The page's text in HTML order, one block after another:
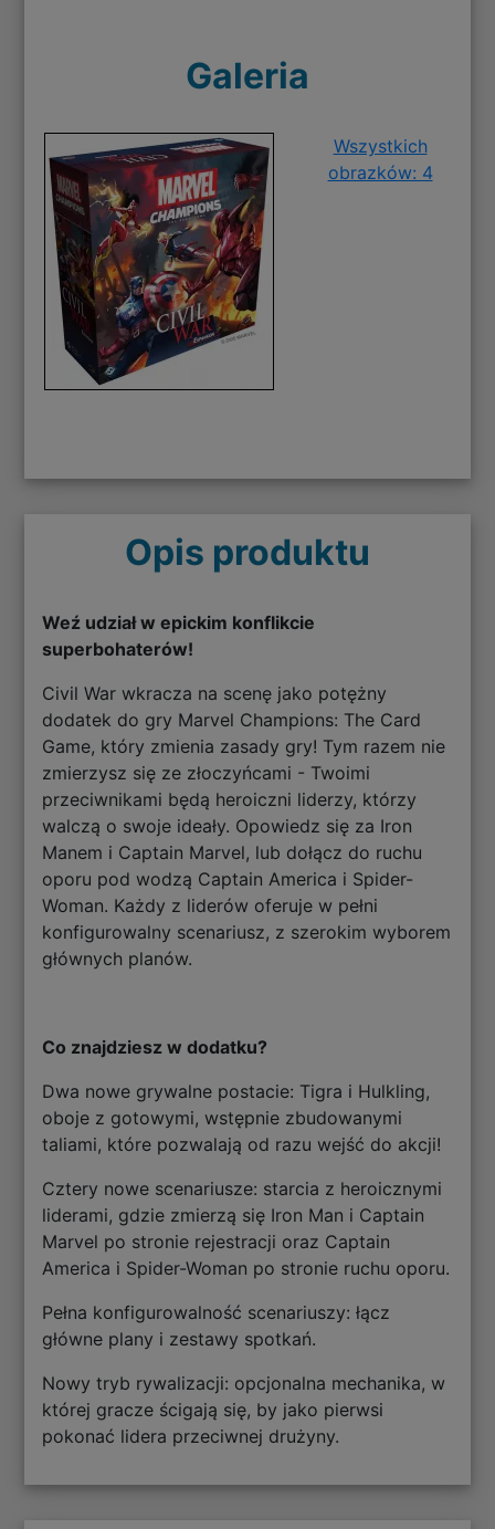
Galeria
Wszystkich
obrazków: 4
Opis produktu
Weź udział w epickim konflikcie
superbohaterów!
Civil War wkracza na scenę jako potężny
dodatek do gry Marvel Champions: The Card
Game, który zmienia zasady gry! Tym razem nie
zmierzysz się ze złoczyńcami - Twoimi
przeciwnikami będą heroiczni liderzy, którzy
walczą o swoje ideały. Opowiedz się za Iron
Manem i Captain Marvel, lub dołącz do ruchu
oporu pod wodzą Captain America i Spider-
Woman. Każdy z liderów oferuje w pełni
konfigurowalny scenariusz, z szerokim wyborem
głównych planów.
Co znajdziesz w dodatku?
Dwa nowe grywalne postacie: Tigra i Hulkling,
oboje z gotowymi, wstępnie zbudowanymi
taliami, które pozwalają od razu wejść do akcji!
Cztery nowe scenariusze: starcia z heroicznymi
liderami, gdzie zmierzą się Iron Man i Captain
Marvel po stronie rejestracji oraz Captain
America i Spider-Woman po stronie ruchu oporu.
Pełna konfigurowalność scenariuszy: łącz
główne plany i zestawy spotkań.
Nowy tryb rywalizacji: opcjonalna mechanika, w
której gracze ścigają się, by jako pierwsi
pokonać lidera przeciwnej drużyny.